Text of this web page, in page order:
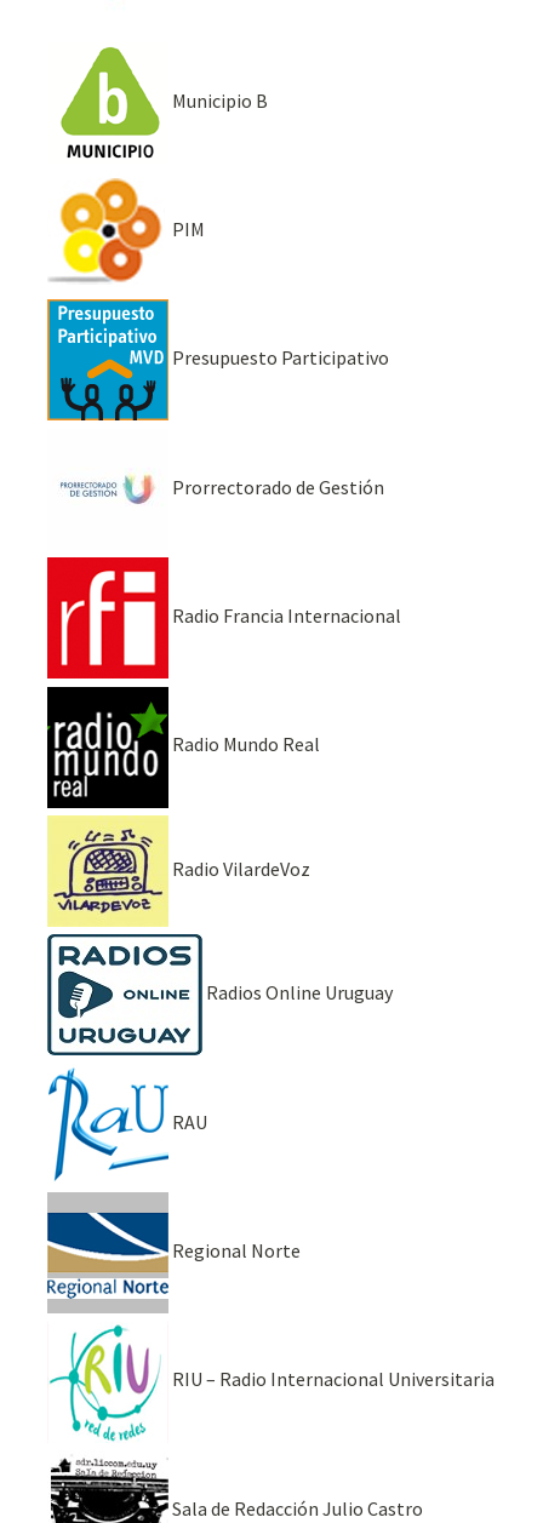
Municipio B
PIM
Presupuesto Participativo
Prorrectorado de Gestión
Radio Francia Internacional
Radio Mundo Real
Radio VilardeVoz
Radios Online Uruguay
RAU
Regional Norte
RIU – Radio Internacional Universitaria
Sala de Redacción Julio Castro